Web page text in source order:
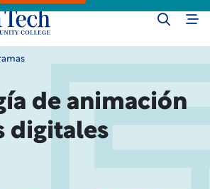
de animación
digitales